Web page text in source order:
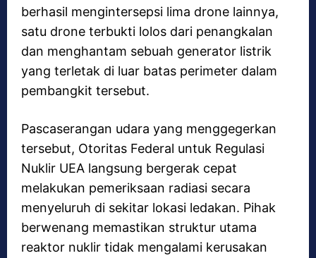
berhasil mengintersepsi lima drone lainnya,
satu drone terbukti lolos dari penangkalan
dan menghantam sebuah generator listrik
yang terletak di luar batas perimeter dalam
pembangkit tersebut.
Pascaserangan udara yang menggegerkan
tersebut, Otoritas Federal untuk Regulasi
Nuklir UEA langsung bergerak cepat
melakukan pemeriksaan radiasi secara
menyeluruh di sekitar lokasi ledakan. Pihak
berwenang memastikan struktur utama
reaktor nuklir tidak mengalami kerusakan